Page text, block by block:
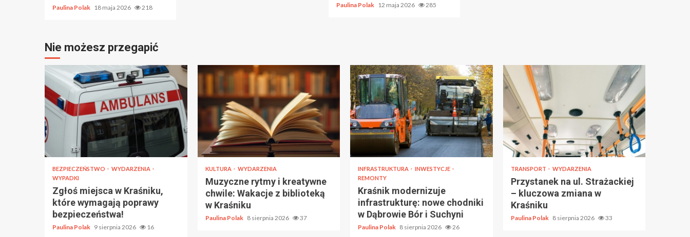
Paulina Polak 18 maja 2026 218 Paulina Polak 12 maja 2026 285
Nie możesz przegapić
BEZPIECZEŃSTWO
WYDARZENIA
WYPADKI
Zgłoś miejsca w Kraśniku,
które wymagają poprawy
bezpieczeństwa!
Paulina Polak 9 sierpnia 2026 16
KULTURA WYDARZENIA
Muzyczne rytmy i kreatywne
chwile: Wakacje z biblioteką
w Kraśniku
Paulina Polak 8 sierpnia 2026 37
INFRASTRUKTURA
INWESTYCJE
REMONTY
Kraśnik modernizuje
infrastrukturę: nowe chodniki
w Dąbrowie Bór i Suchyni
Paulina Polak 8 sierpnia 2026 26
TRANSPORT WYDARZENIA
Przystanek na ul. Strażackiej
– kluczowa zmiana w
Kraśniku
Paulina Polak 8 sierpnia 2026 33